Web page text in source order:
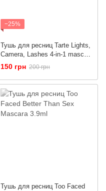
−25%
Тушь для ресниц Tarte Lights,
Camera, Lashes 4-in-1 mascara
4ml
150 грн 200 грн
Тушь для ресниц Too Faced